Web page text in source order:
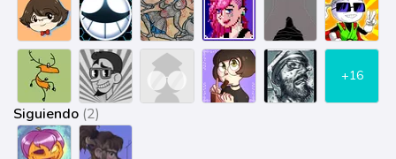
+16
Siguiendo (2)